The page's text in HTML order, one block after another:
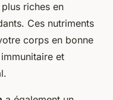
riches en
Ces nutriments
corps en bonne
et